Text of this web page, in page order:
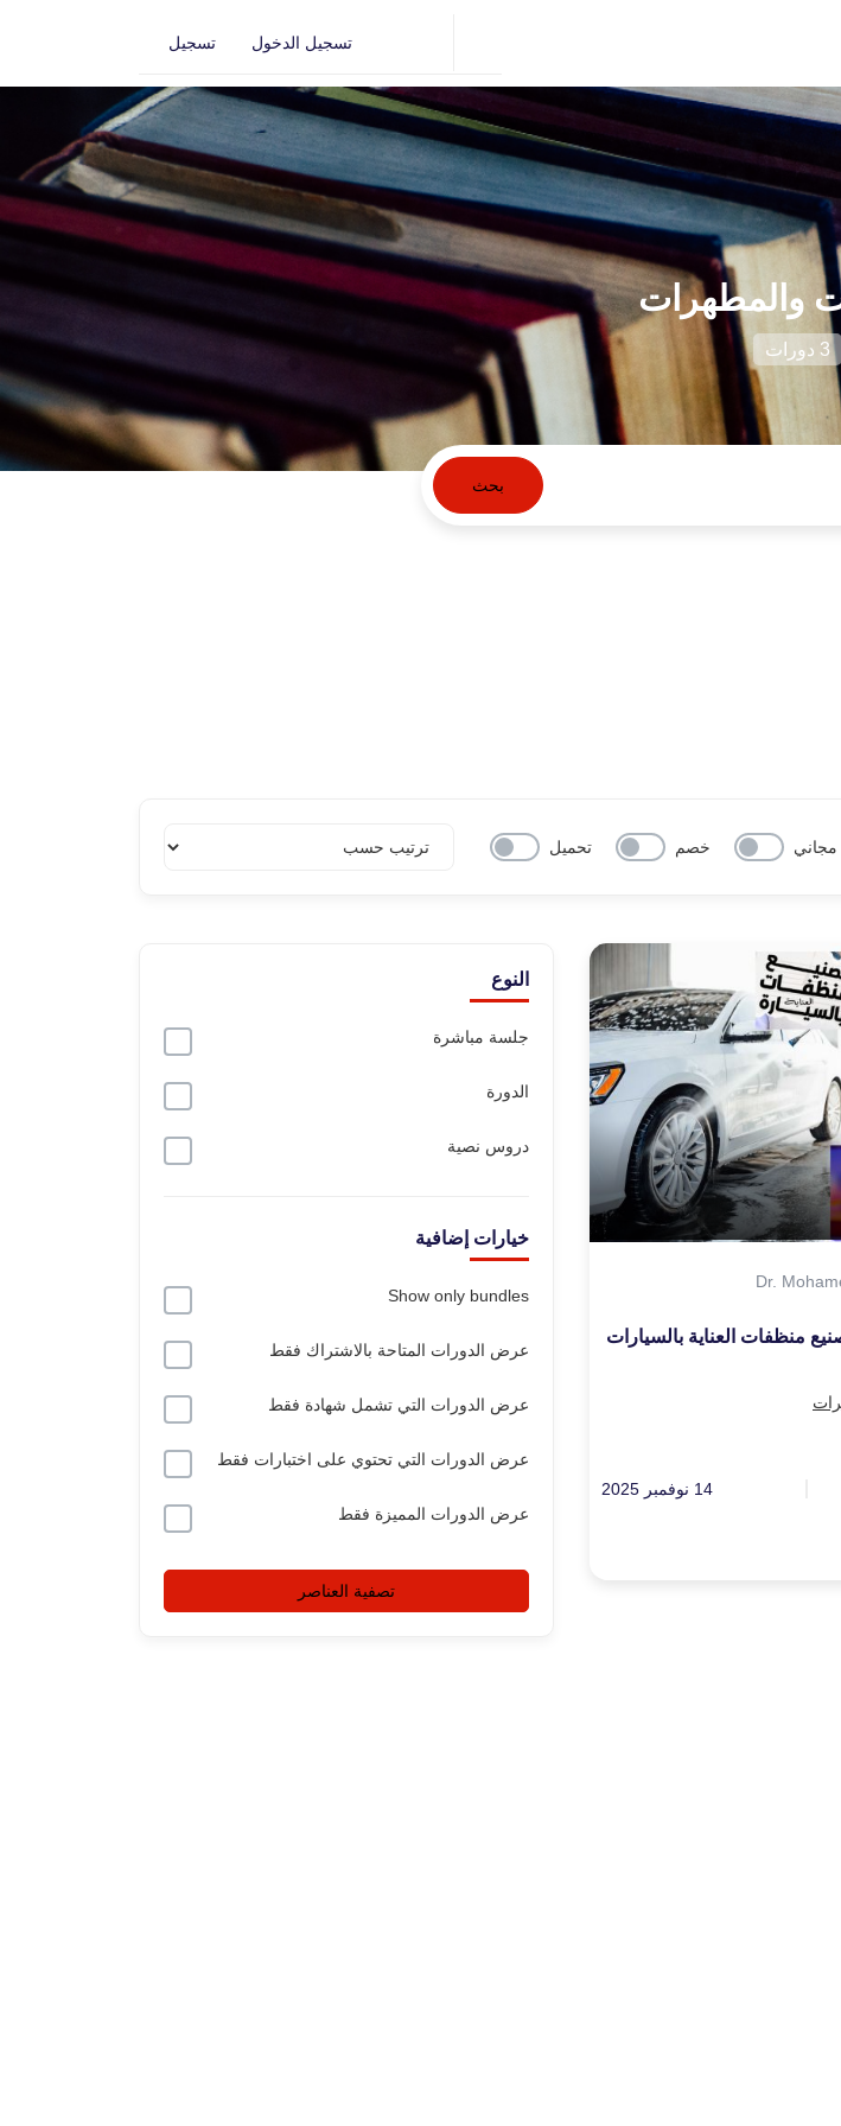
تسجيل الدخول تسجيل
والمطهرات
3 دورات
بحث
مجاني خصم تحميل
Dr.
منظفات العناية بالسيارات
14 نوفمبر 2025
النوع
جلسة مباشرة
الدورة
دروس نصية
خيارات إضافية
Show only bundles
عرض الدورات المتاحة بالاشتراك فقط
عرض الدورات التي تشمل شهادة فقط
عرض الدورات التي تحتوي على اختبارات فقط
عرض الدورات المميزة فقط
تصفية العناصر